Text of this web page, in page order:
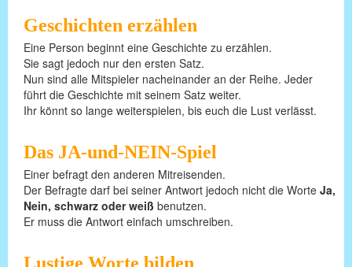
Geschichten erzählen
Eine Person beginnt eine Geschichte zu erzählen.
Sie sagt jedoch nur den ersten Satz.
Nun sind alle Mitspieler nacheinander an der Reihe. Jeder
führt die Geschichte mit seinem Satz weiter.
Ihr könnt so lange weiterspielen, bis euch die Lust verlässt.
Das JA-und-NEIN-Spiel
Einer befragt den anderen Mitreisenden.
Der Befragte darf bei seiner Antwort jedoch nicht die Worte Ja,
Nein, schwarz oder weiß benutzen.
Er muss die Antwort einfach umschreiben.